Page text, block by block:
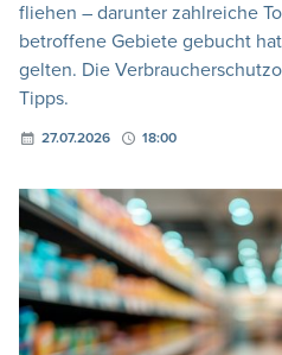
fliehen – darunter zahlreiche
betroffene Gebiete gebucht
gelten. Die
Tipps.
27.07.2026 18:00